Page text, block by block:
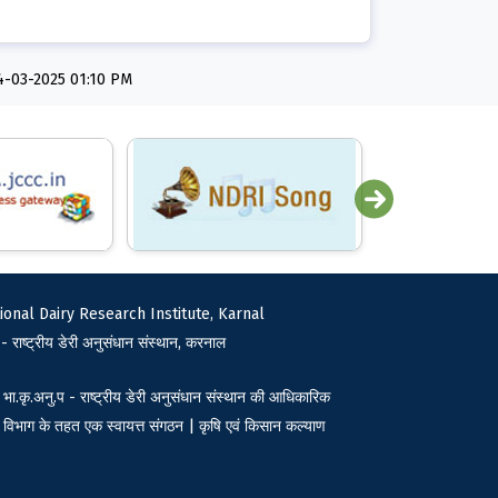
03-2025 01:10 PM
Dairy Research Institute, Karnal
राष्ट्रीय डेरी अनुसंधान संस्थान, करनाल
भा.कृ.अनु.प - राष्ट्रीय डेरी अनुसंधान संस्थान की आधिकारिक
के तहत एक स्वायत्त संगठन | कृषि एवं किसान कल्याण